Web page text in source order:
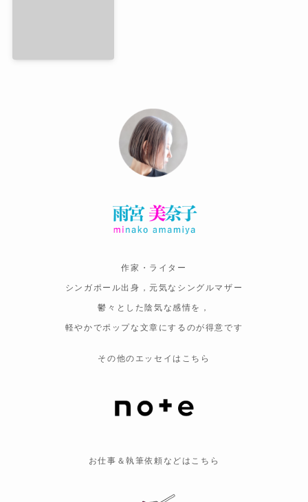
作家・ライター
シンガポール出身，元気なシングルマザー
鬱々とした陰気な感情を，
軽やかでポップな文章にするのが得意です
その他のエッセイはこちら
お仕事＆執筆依頼などはこちら